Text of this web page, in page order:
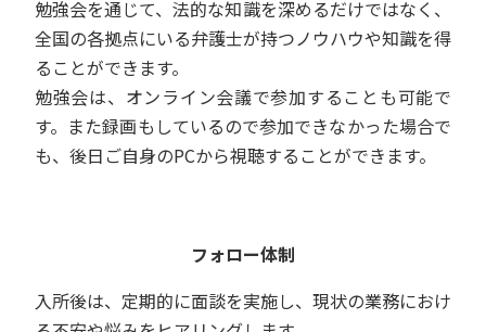
勉強会を通じて、法的な知識を深めるだけではなく、
全国の各拠点にいる弁護士が持つノウハウや知識を得
ることができます。
勉強会は、オンライン会議で参加することも可能で
す。また録画もしているので参加できなかった場合で
も、後日ご自身のPCから視聴することができます。
フォロー体制
入所後は、定期的に面談を実施し、現状の業務におけ